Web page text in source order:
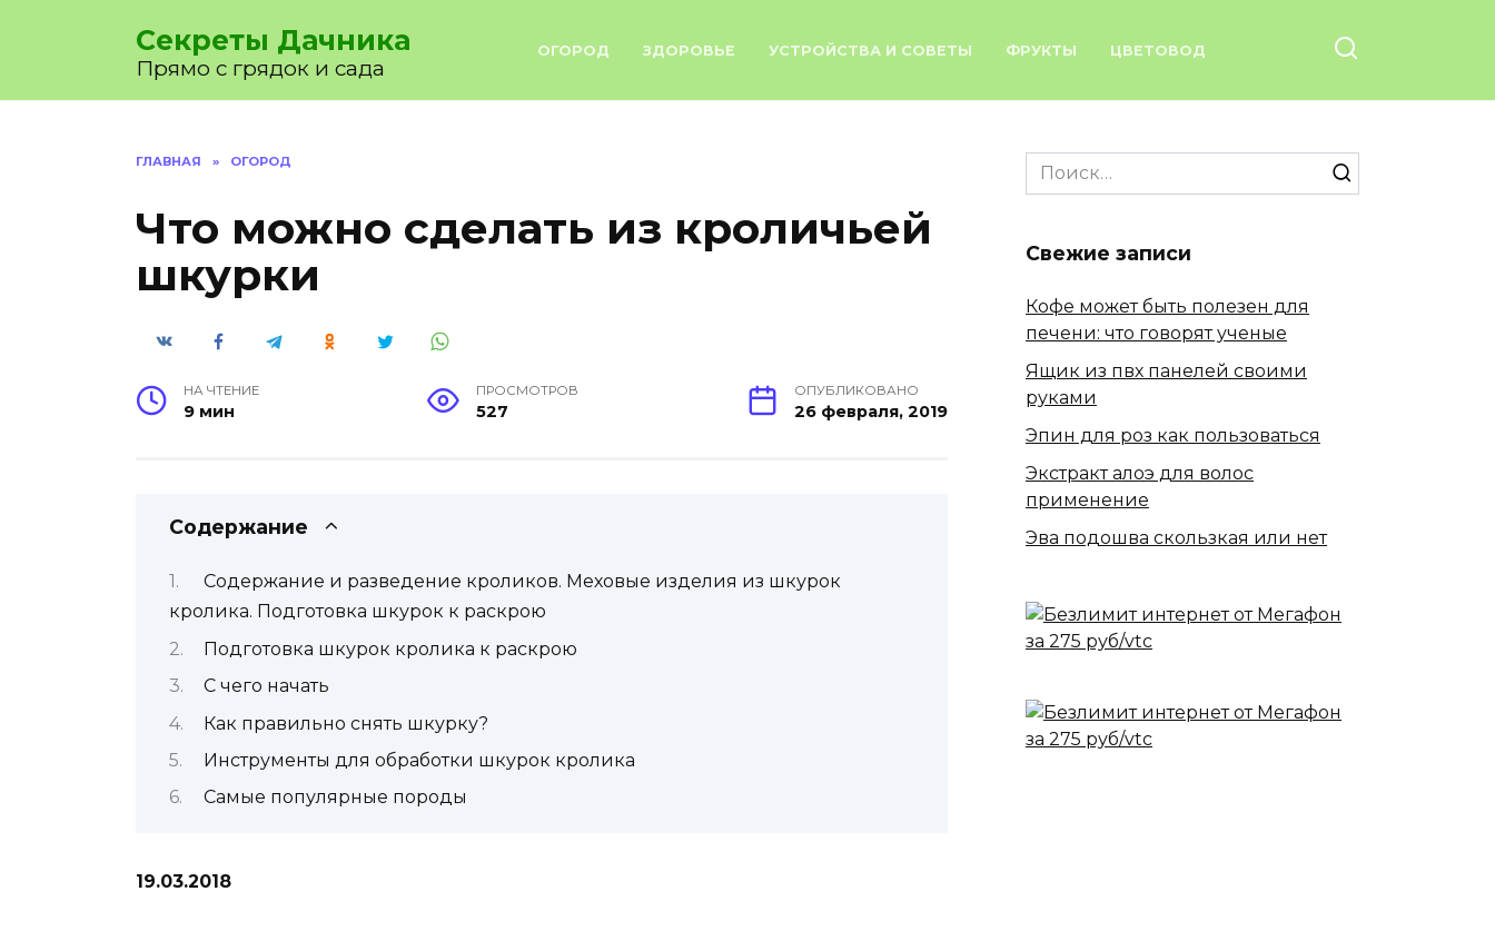
Секреты Дачника
Прямо с грядок и сада
ОГОРОД ЗДОРОВЬЕ УСТРОЙСТВА И СОВЕТЫ ФРУКТЫ ЦВЕТОВОД
ГЛАВНАЯ » ОГОРОД
Что можно сделать из кроличьей
шкурки
НА ЧТЕНИЕ
9 мин
ПРОСМОТРОВ
527
ОПУБЛИКОВАНО
26 февраля, 2019
Содержание
Содержание и разведение кроликов. Меховые изделия из шкурок
кролика. Подготовка шкурок к раскрою
Подготовка шкурок кролика к раскрою
С чего начать
Как правильно снять шкурку?
Инструменты для обработки шкурок кролика
Самые популярные породы
19.03.2018
Search
for:
Свежие записи
Кофе может быть полезен для
печени: что говорят ученые
Ящик из пвх панелей своими
руками
Эпин для роз как пользоваться
Экстракт алоэ для волос
применение
Эва подошва скользкая или нет